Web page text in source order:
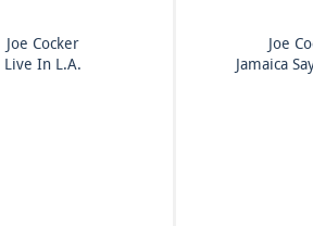
Joe Cocker
Live In L.A.
Joe
Jamaica